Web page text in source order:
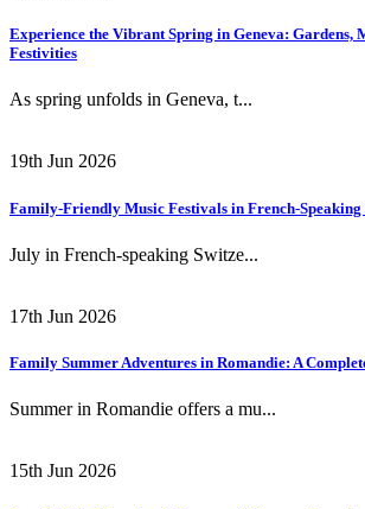
Experience the Vibrant Spring in Geneva: Gardens,
Festivities
As spring unfolds in Geneva, t...
19th Jun 2026
Family-Friendly Music Festivals in French-
July in French-speaking Switze...
17th Jun 2026
Family Summer Adventures in Romandie: A
Summer in Romandie offers a mu...
15th Jun 2026